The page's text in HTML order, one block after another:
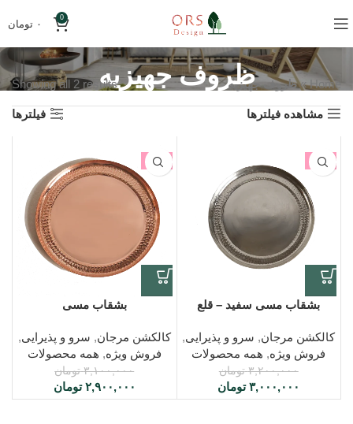
0
۰ تومان
ظروف جهیزیه Home
»ظروف جهیزیه Showing all 2 results
مشاهده فیلترها فیلترها
-6%
بشقاب مسی سفید – قلع
کالکشن مرجان, سرو و پذیرایی,
فروش ویژه, همه محصولات
۳,۲۰۰,۰۰۰ تومان
۳,۰۰۰,۰۰۰ تومان
-6%
بشقاب مسی
کالکشن مرجان, سرو و پذیرایی,
فروش ویژه, همه محصولات
۳,۱۰۰,۰۰۰ تومان
۲,۹۰۰,۰۰۰ تومان